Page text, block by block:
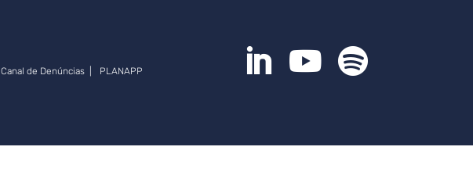
Canal de Denúncias
PLANAPP


